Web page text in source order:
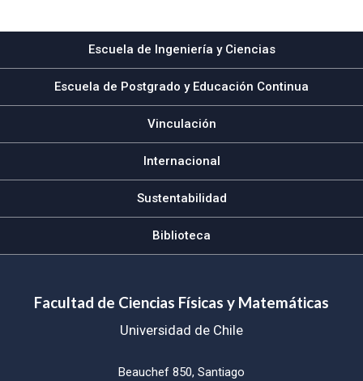
Escuela de Ingeniería y Ciencias
Escuela de Postgrado y Educación Continua
Vinculación
Internacional
Sustentabilidad
Biblioteca
Facultad de Ciencias Físicas y Matemáticas
Universidad de Chile
Beauchef 850, Santiago